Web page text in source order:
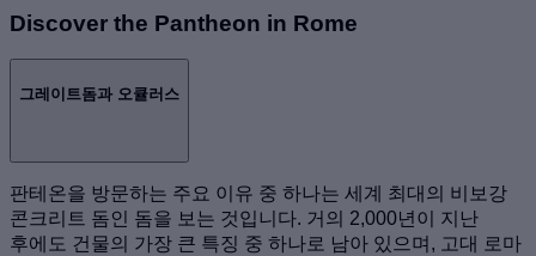
Discover the Pantheon in Rome
그레이트돔과 오큘러스
판테온을 방문하는 주요 이유 중 하나는 세계 최대의 비보강
콘크리트 돔인 돔을 보는 것입니다. 거의 2,000년이 지난
후에도 건물의 가장 큰 특징 중 하나로 남아 있으며, 고대 로마